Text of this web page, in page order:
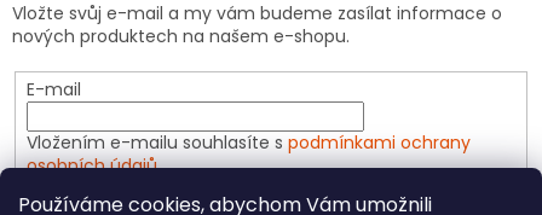
Používáme cookies, abychom Vám umožnili
Vložte svůj e-mail a my vám budeme zasílat informace o
nových produktech na našem e-shopu.
E-mail
Vložením e-mailu souhlasíte s podmínkami ochrany
osobních údajů